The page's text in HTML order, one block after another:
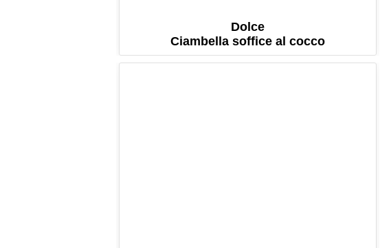
Dolce
Ciambella soffice al cocco